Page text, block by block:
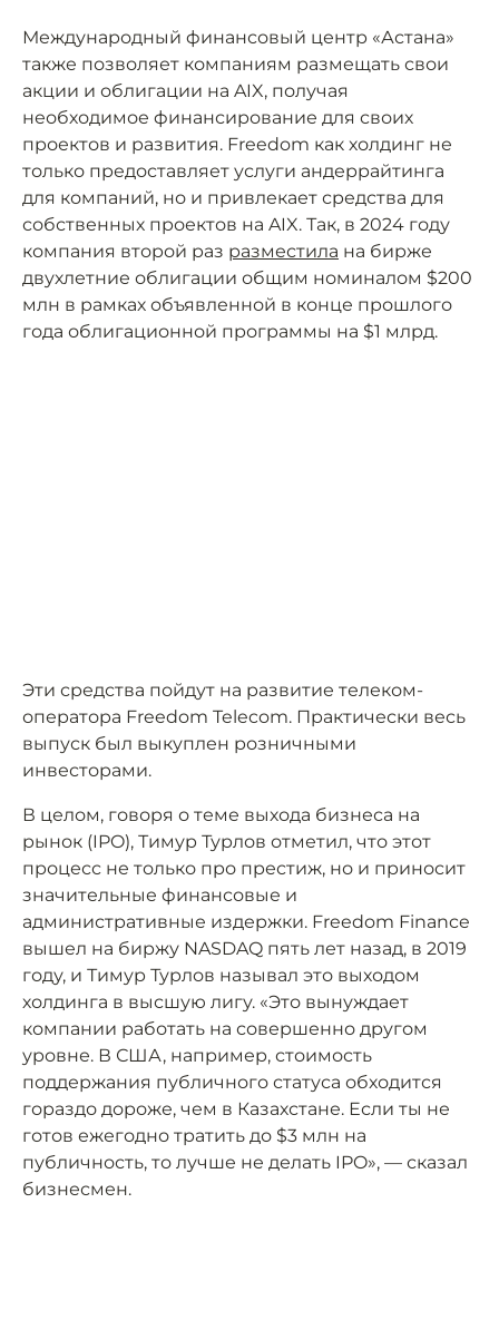
Международный финансовый центр «Астана»
также позволяет компаниям размещать свои
акции и облигации на AIX, получая
необходимое финансирование для своих
проектов и развития. Freedom как холдинг не
только предоставляет услуги андеррайтинга
для компаний, но и привлекает средства для
собственных проектов на AIX. Так, в 2024 году
компания второй раз разместила на бирже
двухлетние облигации общим номиналом $200
млн в рамках объявленной в конце прошлого
года облигационной программы на $1 млрд.
Эти средства пойдут на развитие телеком-
оператора Freedom Telecom. Практически весь
выпуск был выкуплен розничными
инвесторами.
В целом, говоря о теме выхода бизнеса на
рынок (IPO), Тимур Турлов отметил, что этот
процесс не только про престиж, но и приносит
значительные финансовые и
административные издержки. Freedom Finance
вышел на биржу NASDAQ пять лет назад, в 2019
году, и Тимур Турлов называл это выходом
холдинга в высшую лигу. «Это вынуждает
компании работать на совершенно другом
уровне. В США, например, стоимость
поддержания публичного статуса обходится
гораздо дороже, чем в Казахстане. Если ты не
готов ежегодно тратить до $3 млн на
публичность, то лучше не делать IPO», — сказал
бизнесмен.